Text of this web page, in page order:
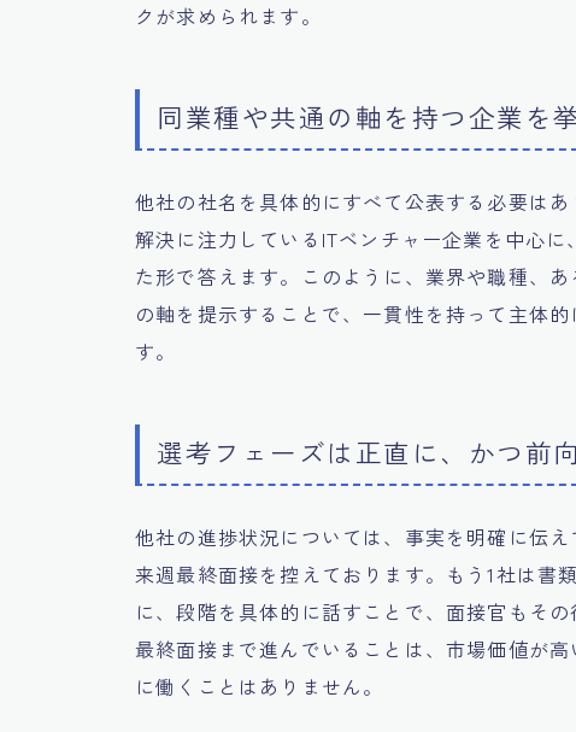
クが求められます。
同業種や共通の軸を持つ企業を
他社の社名を具体的にすべて公表する必要は
解決に注力しているITベンチャー企業を中心
た形で答えます。このように、業界や職種、
の軸を提示することで、一貫性を持って主体
す。
選考フェーズは正直に、かつ前
他社の進捗状況については、事実を明確に伝
来週最終面接を控えております。もう1社は書
に、段階を具体的に話すことで、面接官もそ
最終面接まで進んでいることは、市場価値が
に働くことはありません。